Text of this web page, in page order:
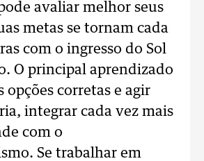
avaliar melhor seus
metas se tornam cada
com o ingresso do Sol
O principal aprendizado
opções corretas e agir
integrar cada vez mais
com o
Se trabalhar em